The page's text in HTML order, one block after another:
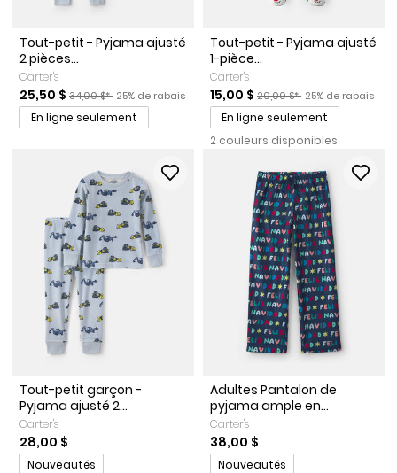
Tout-petit - Pyjama ajusté
2 pièces...
Carter's
Prix de solde
25,50 $ Prix ​​de détail suggéré par le fabricant
34,00 $* Pourcentage de rabais
25% de rabais
En ligne seulement
Tout-petit - Pyjama ajusté
1-pièce...
Carter's
Prix de solde
15,00 $ Prix ​​de détail suggéré par
20,00 $* Pourcentage de
25% de rabais
En ligne seulement
2 couleurs disponibles
Tout-petit garçon -
Pyjama ajusté 2...
Carter's
28,00 $
Promotions
Nouveautés
Adultes Pantalon de
pyjama ample en...
Carter's
38,00 $
Promotions
Nouveautés